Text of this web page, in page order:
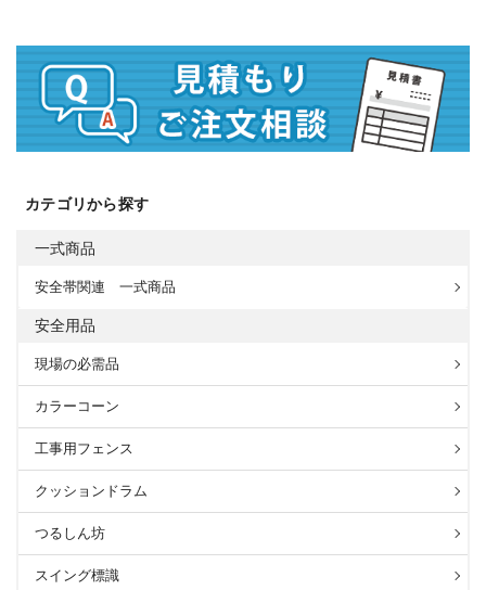
カテゴリから探す
一式商品
安全帯関連 一式商品
安全用品
現場の必需品
カラーコーン
工事用フェンス
クッションドラム
つるしん坊
スイング標識